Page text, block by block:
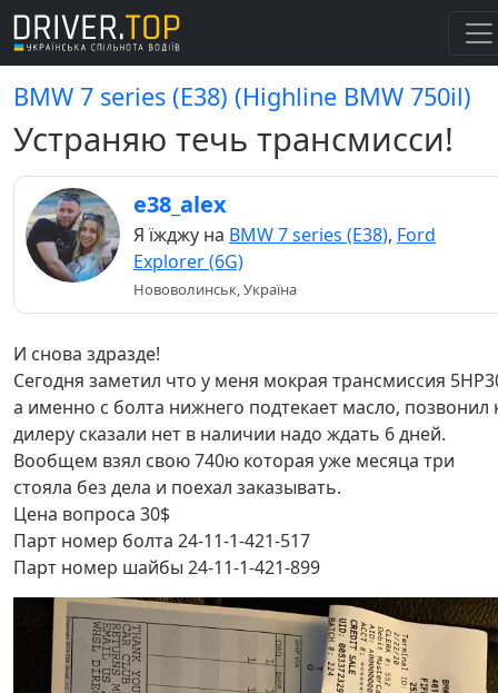
BMW 7 series (E38) (Highline BMW 750il)
Устраняю течь трансмисси!
e38_alex
Я їжджу на BMW 7 series (E38), Ford
Explorer (6G)
Нововолинськ, Україна
И снова здразде!
Сегодня заметил что у меня мокрая трансмиссия
а именно с болта нижнего подтекает масло, позвонил
дилеру сказали нет в наличии надо ждать 6 дней.
Вообщем взял свою 740ю которая уже месяца три
стояла без дела и поехал заказывать.
Цена вопроса 30$
Парт номер болта 24-11-1-421-517
Парт номер шайбы 24-11-1-421-899